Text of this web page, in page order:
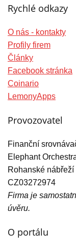
Rychlé odkazy
O nás - kontakty
Profily firem
Články
Facebook stránka
Coinario
LemonyApps
Provozovatel
Finanční
Elephant
Rohanské
CZ03272974
Firma je
úvěru.
O portálu